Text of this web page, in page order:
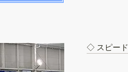
◇ スピー